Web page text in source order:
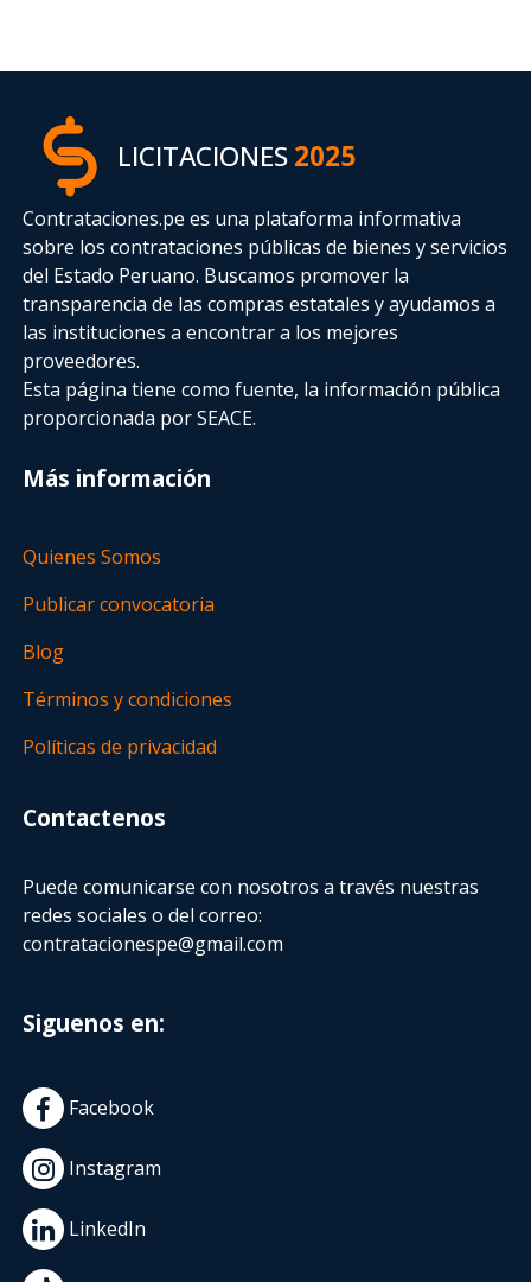
LICITACIONES2025
Contrataciones.pe es una plataforma informativa
sobre los contrataciones públicas de bienes y servicios
del Estado Peruano. Buscamos promover la
transparencia de las compras estatalesy ayudamos a
las instituciones a encontrar a los mejores
proveedores.
Esta página tiene como fuente, la información pública
proporcionada por SEACE.
Más información
Quienes Somos
Publicar convocatoria
Blog
Términos y condiciones
Políticas de privacidad
Contactenos
Puede comunicarse con nosotros a través nuestras
redes sociales o del correo:
contratacionespe@gmail.com
Siguenos en:
Facebook
Instagram
LinkedIn